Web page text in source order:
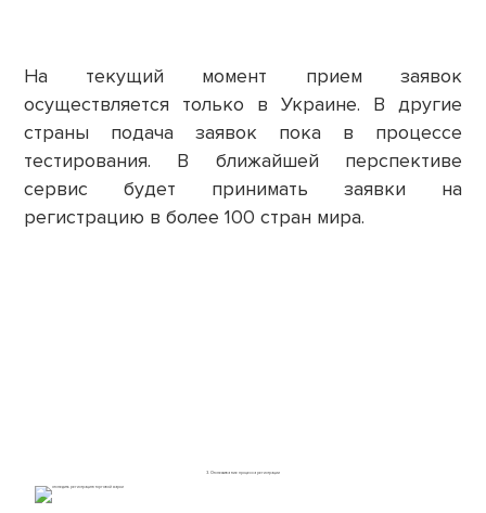
На текущий момент прием заявок
осуществляется только в Украине. В другие
страны подача заявок пока в процессе
тестирования. В ближайшей перспективе
сервис будет принимать заявки на
регистрацию в более 100 стран мира.
3. Отслеживание процесса регистрации